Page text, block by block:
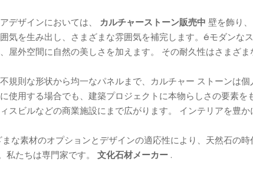
デザインにおいては、 カルチャーストーン販売中 壁を飾り
を生み出し、さまざまな雰囲気を補完します。éモダンな
外空間に自然の美しさを加えます。 その耐久性はさまざ
則な形状から均一なパネルまで、カルチャー ストーンは
用する場合でも、建築プロジェクトに本物らしさの要素を
ビルなどの商業施設にまで広がります。 インテリアを豊
な素材のオプションとデザインの適応性により、天然石の
たちは専門家です。 文化石材メーカー .